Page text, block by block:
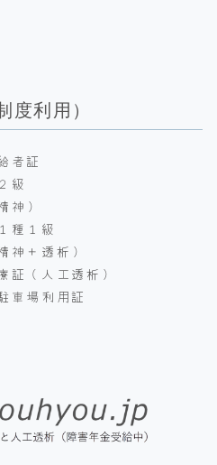
利用）
者証
級
）
種１級
＋透析）
（人工透析）
車場利用証